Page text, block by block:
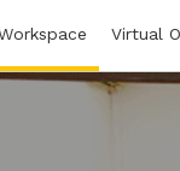
Virtual